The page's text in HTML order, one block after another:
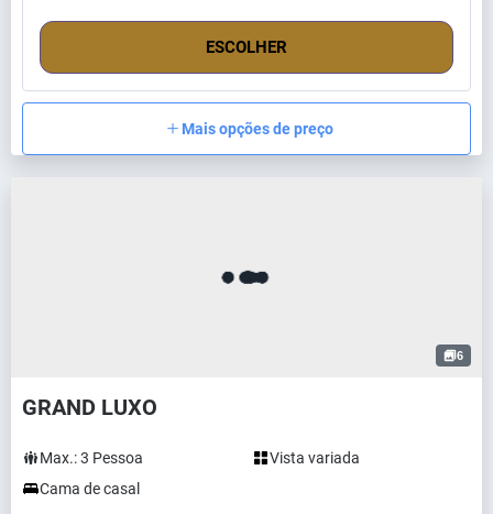
ESCOLHER
Mais opções de preço
6
GRAND LUXO
Max.:3 Pessoa
Vista variada
Cama de casal